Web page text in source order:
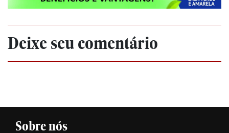
Deixe seu comentário
Sobre nós